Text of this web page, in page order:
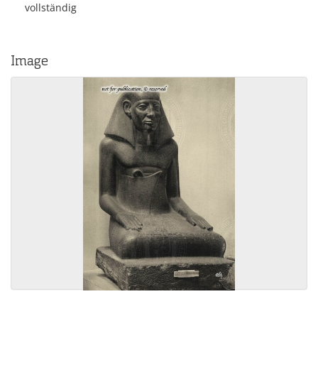
vollständig
Image